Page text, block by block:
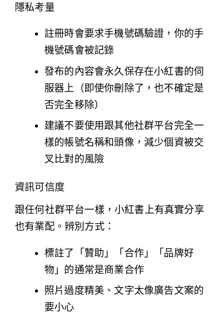
隱私考量
註冊時會要求手機號碼驗證，你的手
機號碼會被記錄
發布的內容會永久保存在小紅書的伺
服器上（即使你刪除了，也不確定是
否完全移除）
建議不要使用跟其他社群平台完全一
樣的帳號名稱和頭像，減少個資被交
叉比對的風險
資訊可信度
跟任何社群平台一樣，小紅書上有真實分享
也有業配。辨別方式：
標註了「贊助」「合作」「品牌好
物」的通常是商業合作
照片過度精美、文字太像廣告文案的
要小心